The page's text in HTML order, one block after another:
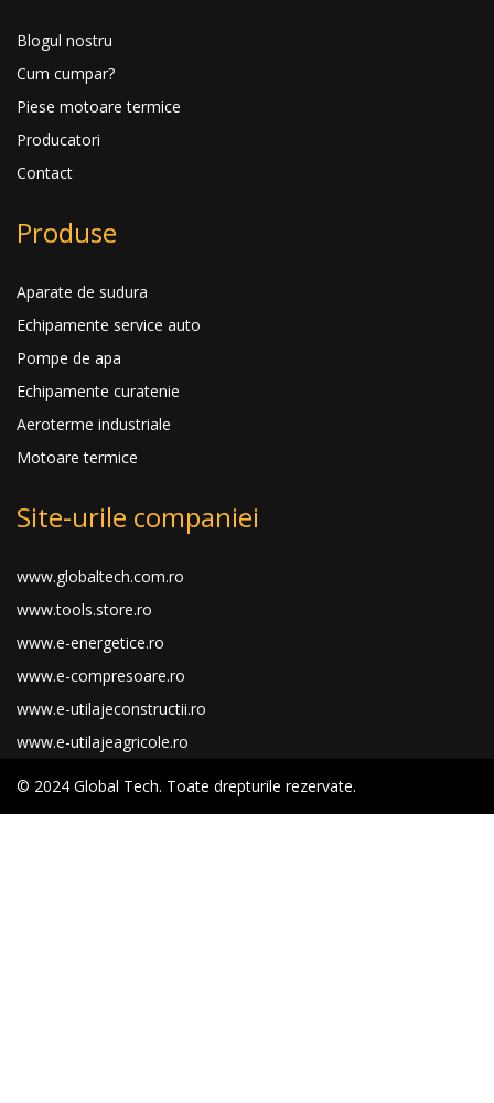
Blogul nostru
Cum cumpar?
Piese motoare termice
Producatori
Contact
Produse
Aparate de sudura
Echipamente service auto
Pompe de apa
Echipamente curatenie
Aeroterme industriale
Motoare termice
Site-urile companiei
www.globaltech.com.ro
www.tools.store.ro
www.e-energetice.ro
www.e-compresoare.ro
www.e-utilajeconstructii.ro
www.e-utilajeagricole.ro
© 2024 Global Tech. Toate drepturile rezervate.